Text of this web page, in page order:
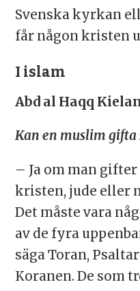
Svenska kyrkan
får någon kristen
I islam
Abd al Haqq
Kan en muslim gifta
– Ja om man
kristen, jude eller
Det måste vara
av de fyra
säga Toran,
Koranen. De som